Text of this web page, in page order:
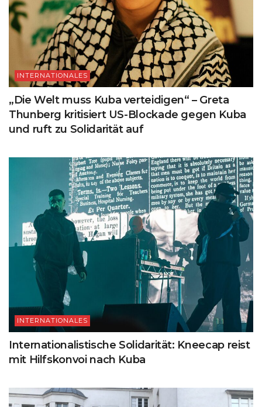
INTERNATIONALES
„Die Welt muss Kuba verteidigen“ – Greta
Thunberg kritisiert US-Blockade gegen Kuba
und ruft zu Solidarität auf
INTERNATIONALES
Internationalistische Solidarität: Kneecap reist
mit Hilfskonvoi nach Kuba